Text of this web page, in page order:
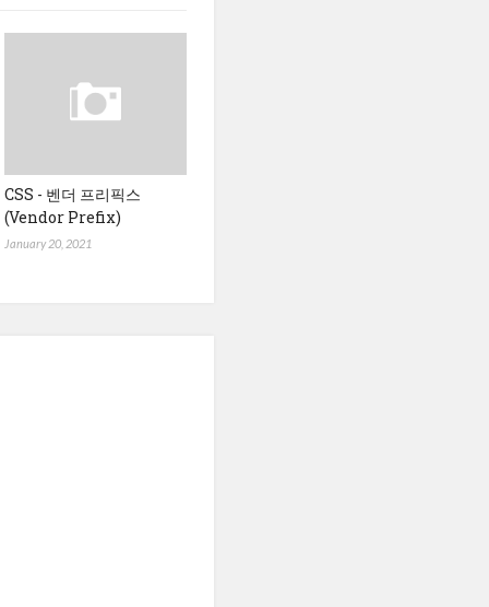
CSS - 벤더 프리픽스
(Vendor Prefix)
January 20, 2021